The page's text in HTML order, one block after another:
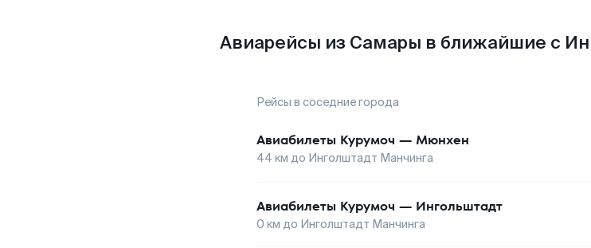
Авиарейсы из Самары в ближайшие с
Рейсы в соседние города
Авиабилеты Курумоч — Мюнхен
44 км до Инголштадт Манчинга
Авиабилеты Курумоч — Ингольштадт
0 км до Инголштадт Манчинга